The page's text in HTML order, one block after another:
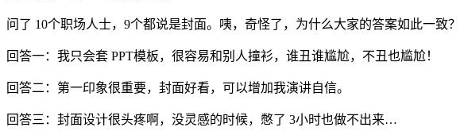
问了 10个职场人士，9个都说是封面。咦，奇怪了，为什么大家的答案如此一致？
回答一：我只会套 PPT模板，很容易和别人撞衫，谁丑谁尴尬，不丑也尴尬！
回答二：第一印象很重要，封面好看，可以增加我演讲自信。
回答三：封面设计很头疼啊，没灵感的时候，憋了 3小时也做不出来…